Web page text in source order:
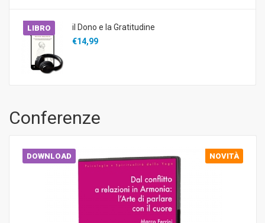
LIBRO
il Dono e la Gratitudine
€14,99
Conferenze
DOWNLOAD NOVITÀ